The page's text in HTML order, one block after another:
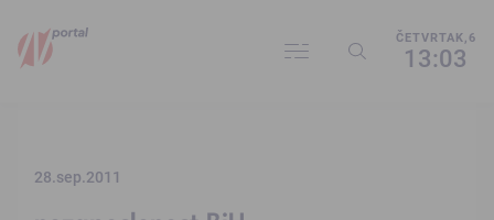
ČETVRTAK,6
13:03
28.sep.2011